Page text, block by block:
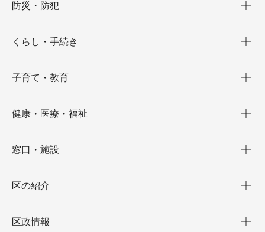
防災・防犯
くらし・手続き
子育て・教育
健康・医療・福祉
窓口・施設
区の紹介
区政情報